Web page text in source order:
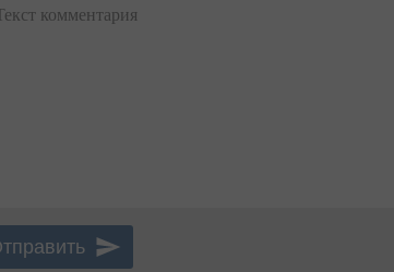
комментария